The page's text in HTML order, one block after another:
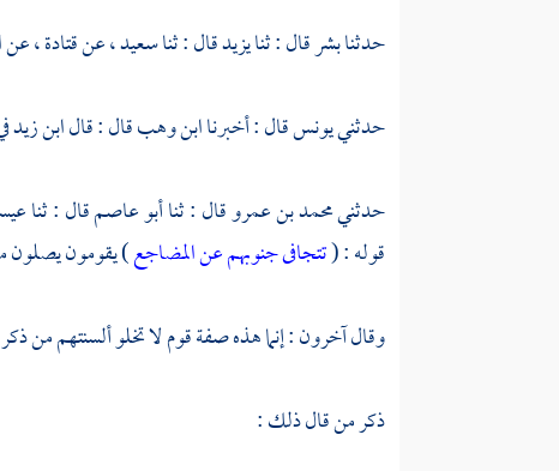
حدثنابشرقال : ثنايزيدقال : ثناسعيد ،عنقتادة ،عن
حدثنييونسقال : أخبرناابن وهبقال : قالابن زيد
حدثنيمحمد بن عمروقال : ثناأبو عاصمقال : ثنا
قوله : (تتجافى جنوبهم عن المضاجع) يقومون يصلون
وقال آخرون : إنما هذه صفة قوم لا تخلو ألسنتهم من ذكر
ذكر من قال ذلك :